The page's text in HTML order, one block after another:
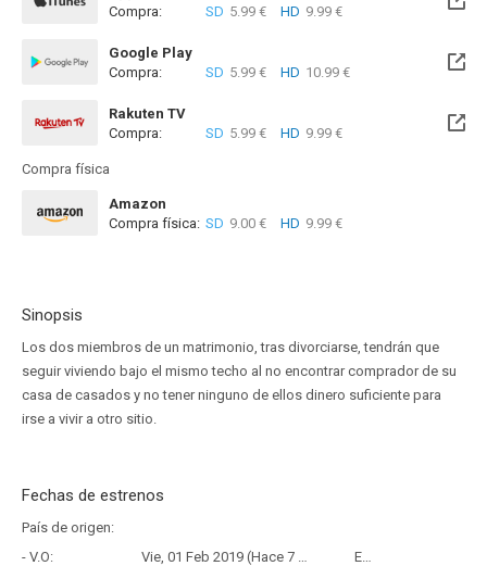
Compra:
SD 5.99 € HD 9.99 €
Google Play
Compra:
SD 5.99 € HD 10.99 €
Rakuten TV
Compra:
SD 5.99 € HD 9.99 €
Compra física
Amazon
Compra física: SD 9.00 € HD 9.99 €
Sinopsis
Los dos miembros de un matrimonio, tras divorciarse, tendrán que
seguir viviendo bajo el mismo techo al no encontrar comprador de su
casa de casados y no tener ninguno de ellos dinero suficiente para
irse a vivir a otro sitio.
Fechas de estrenos
País de origen:
- V.O:
Vie, 01 Feb 2019 (Hace 7 años y 6 meses)
Estreno